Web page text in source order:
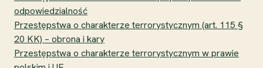
odpowiedzialność
Przestępstwa o charakterze terrorystycznym (art. 115 §
20 KK) – obrona i kary
Przestępstwa o charakterze terrorystycznym w prawie